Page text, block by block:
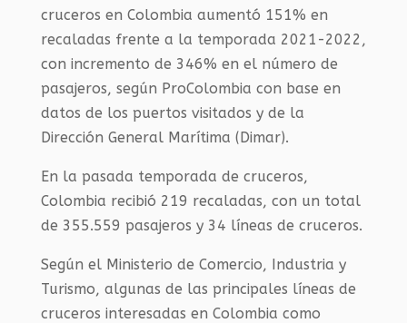
cruceros en Colombia aumentó 151% en
recaladas frente a la temporada 2021-2022,
con incremento de 346% en el número de
pasajeros, según ProColombia con base en
datos de los puertos visitados y de la
Dirección General Marítima (Dimar).
En la pasada temporada de cruceros,
Colombia recibió 219 recaladas, con un total
de 355.559 pasajeros y 34 líneas de cruceros.
Según el Ministerio de Comercio, Industria y
Turismo, algunas de las principales líneas de
cruceros interesadas en Colombia como